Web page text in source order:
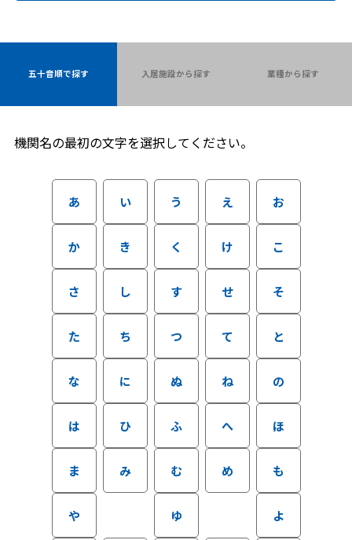
五十音順で探す 入居施設から探す 業種から探す
機関名の最初の文字を選択してください。
あ い う え お
か き く け こ
さ し す せ そ
た ち つ て と
な に ぬ ね の
は ひ ふ へ ほ
ま み む め も
や ゆ よ